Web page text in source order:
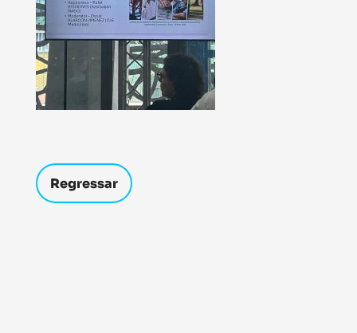
Regressar